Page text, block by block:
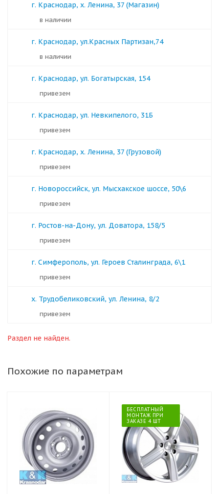
г. Краснодар, х. Ленина, 37 (Магазин)
в наличии
г. Краснодар, ул.Красных Партизан,74
в наличии
г. Краснодар, ул. Богатырская, 154
Привезем
г. Краснодар, ул. Невкипелого, 31Б
Привезем
г. Краснодар, х. Ленина, 37 (Грузовой)
Привезем
г. Новороссийск, ул. Мысхакское шоссе, 50\6
Привезем
г. Ростов-на-Дону, ул. Доватора, 158/5
Привезем
г. Симферополь, ул. Героев Сталинграда, 6\1
Привезем
х. Трудобеликовский, ул. Ленина, 8/2
Привезем
Раздел не найден.
Похожие по параметрам
БЕСПЛАТНЫЙ
МОНТАЖ ПРИ
ЗАКАЗЕ 4 ШТ